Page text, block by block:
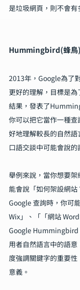
是垃圾網頁，則不會有
Hummingbird(蜂鳥)
2013年，Google為了
更好的理解，目標是
結果，發表了
你可以把它當作一種
好地理解較長的自然
口語交談中可能會說的
舉例來說，當你想要
能會說「如何架設網
Google 查詢時，你可
Wix」、「「網站
Google Hummingbird
用者自然語言中的語
度強調關鍵字的重要
意義。